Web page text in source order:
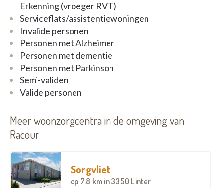
Erkenning (vroeger RVT)
Serviceflats/assistentiewoningen
Invalide personen
Personen met Alzheimer
Personen met dementie
Personen met Parkinson
Semi-validen
Valide personen
Meer woonzorgcentra in de omgeving van
Racour
Sorgvliet
op 7.8 km in 3350 Linter